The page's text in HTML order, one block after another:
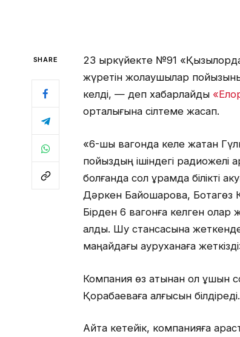
SHARE
23 қыркүйекте №91
жүретін жолаушылар
келді, — деп хабарлайды
орталығына сілтеме жасап.
«6-шы вагонда келе жатқан
пойыздың ішіндегі радиожелі
болғанда сол құрамда білікті
Дәркен Байқошқарова,
Бірден 6 вагонға келген олар
алды. Шу стансасына
маңайдағы ауруханаға
Компания өз атынан қол
Қорабаеваға алғысын
Айта кетейік, компанияға